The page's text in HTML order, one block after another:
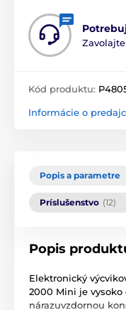
Kód produktu:
Informácie o
Popis a parametre
Príslušenstvo (12)
Popis
Elektronický
2000 Mini je vysoko
nárazuvzdornou